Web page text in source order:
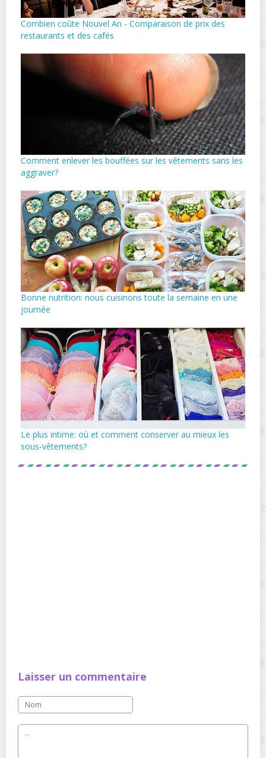
Combien coûte Nouvel An - Comparaison de prix des
restaurants et des cafés
Comment enlever les bouffées sur les vêtements sans les
aggraver?
Bonne nutrition: nous cuisinons toute la semaine en une
journée
Le plus intime: où et comment conserver au mieux les
sous-vêtements?
Laisser un commentaire